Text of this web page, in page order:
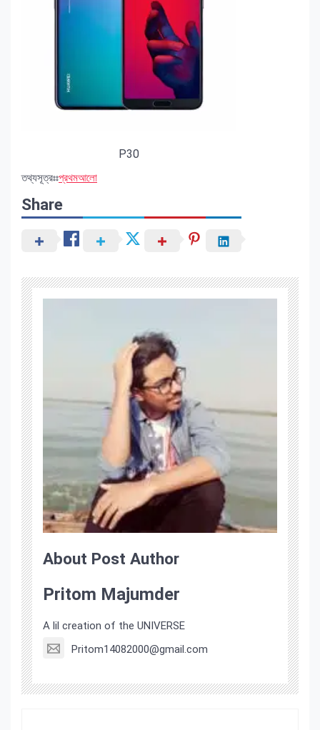
P30
তথ্যসূত্রঃঃপ্রথমআলো
Share
About Post Author
Pritom Majumder
A lil creation of the UNIVERSE
Pritom14082000@gmail.com